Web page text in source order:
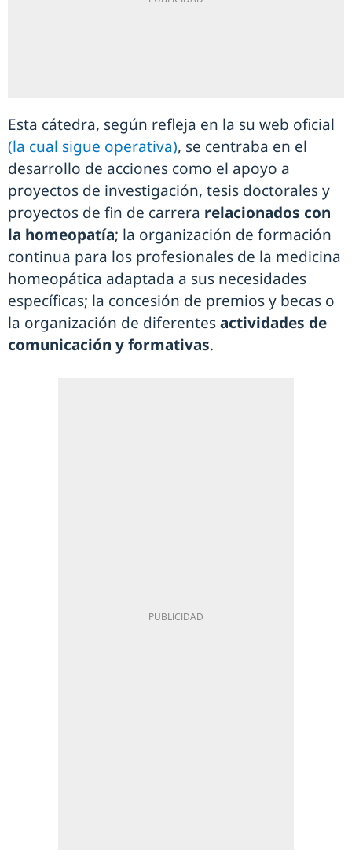
Esta cátedra, según refleja en la su web oficial
(la cual sigue operativa), se centraba en el
desarrollo de acciones como el apoyo a
proyectos de investigación, tesis doctorales y
proyectos de fin de carrera relacionados con
la homeopatía; la organización de formación
continua para los profesionales de la medicina
homeopática adaptada a sus necesidades
específicas; la concesión de premios y becas o
la organización de diferentesactividades de
comunicación y formativas.